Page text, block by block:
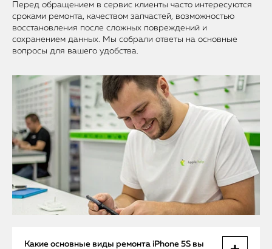
Перед обращением в сервис клиенты часто интересуются
сроками ремонта, качеством запчастей, возможностью
восстановления после сложных повреждений и
сохранением данных. Мы собрали ответы на основные
вопросы для вашего удобства.
Какие основные виды ремонта iPhone 5S вы